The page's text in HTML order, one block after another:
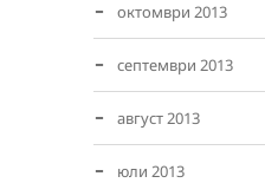
октомври 2013
септември 2013
август 2013
юли 2013